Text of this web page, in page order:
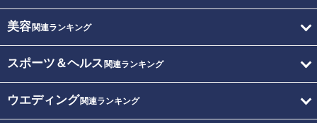
美容関連ランキング
スポーツ＆ヘルス 関連ランキング
ウエディング関連ランキング